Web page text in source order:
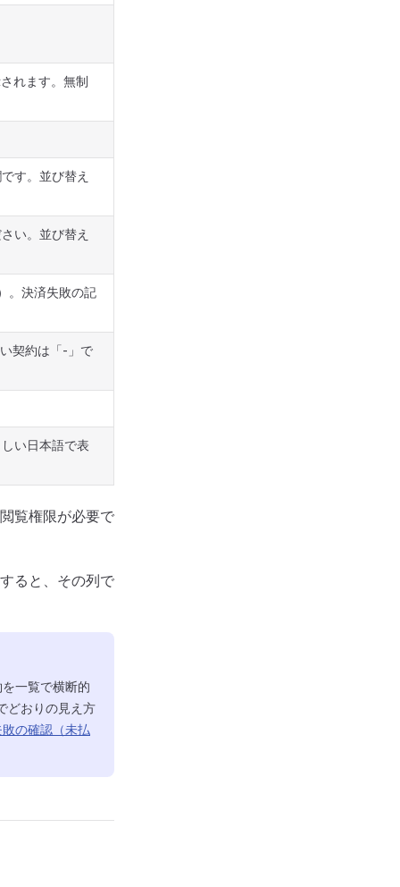
れます。無制
す。並び替え
い。並び替え
。決済失敗の記
契約は「-」で
い日本語で表
覧権限が必要で
ると、その列で
一覧で横断的
どおりの見え方
の確認（未払